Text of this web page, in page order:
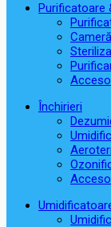
Purificatoare
Închirieri